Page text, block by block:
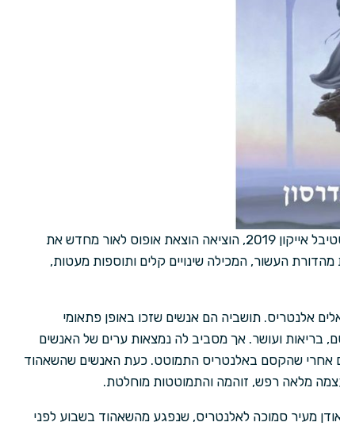
לכבוד הגעתו ארצה של הסופר ברנדון סנדרסון כאורח הכבוד של פסטיבל אייקון 2019, הוציאה הוצאת אופוס לאור מחדש את
"אלנטריס". הספר ראה אור במקור בשנת 2005, וכעת מהדורת העשור, המכילה שינויים קלים ותוספות מעטות,
אלנטריס. תושביה הם אנשים שזכו באופן פתאומי
בריאות ועושר. אך מסביב לה נמצאות ערים של האנשים
אחרי שהקסם באלנטריס התמוטט. כעת האנשים שהשאהוד
מלאה רפש, זוהמה והתמוטטות מוחלטת.
מעיר סמוכה לאלנטריס, שנפגע מהשאהוד בשבוע לפני